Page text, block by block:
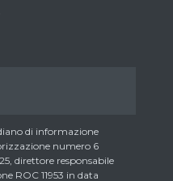
di informazione
numero 6
direttore responsabile
ROC 11953 in data